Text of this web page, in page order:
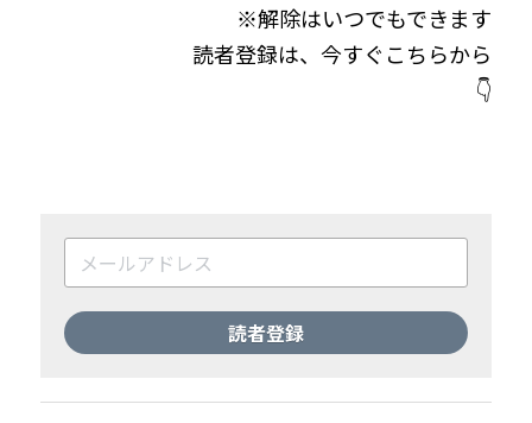
※解除はいつでもできます
読者登録は、今すぐこちらから
👇
読者登録